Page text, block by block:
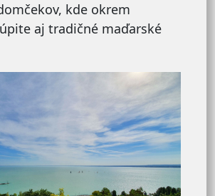
kde okrem
aj tradičné maďarské